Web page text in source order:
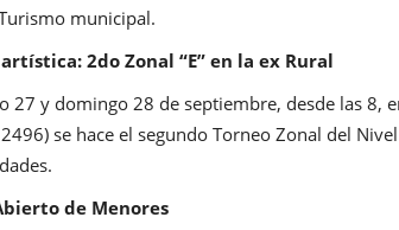
municipal.
2do Zonal “E” en la ex Rural
27 y domingo 28 de septiembre, desde las 8,
se hace el segundo Torneo Zonal del
de Menores